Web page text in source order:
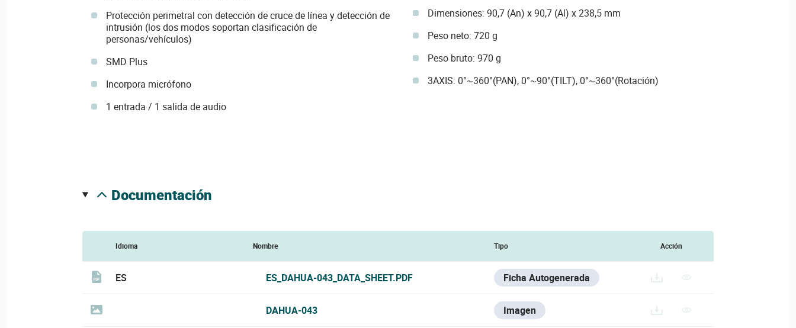
Protección perimetral con detección de cruce de línea y detección de
intrusión (los dos modos soportan clasificación de
personas/vehículos)
SMD Plus
Incorpora micrófono
1 entrada / 1 salida de audio
Dimensiones: 90,7 (An) x 90,7 (Al) x 238,5 mm
Peso neto: 720 g
Peso bruto: 970 g
3AXIS: 0°~360°(PAN), 0°~90°(TILT), 0°~360°(Rotación)
documentación
Idioma Nombre Tipo Acción
ES ES_DAHUA-043_DATA_SHEET.PDF Ficha Autogenerada
DAHUA-043 Imagen